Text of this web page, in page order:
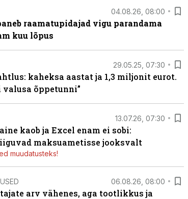
04.08.26, 08:00
raamatupidajad vigu parandama
kuu lõpus
29.05.25, 07:30
kaheksa aastat ja 1,3 miljonit eurot.
valusa õppetunni”
13.07.26, 07:30
kaob ja Excel enam ei sobi:
maksuametisse jooksvalt
muudatusteks!
06.08.26, 08:00
arv vähenes, aga tootlikkus ja